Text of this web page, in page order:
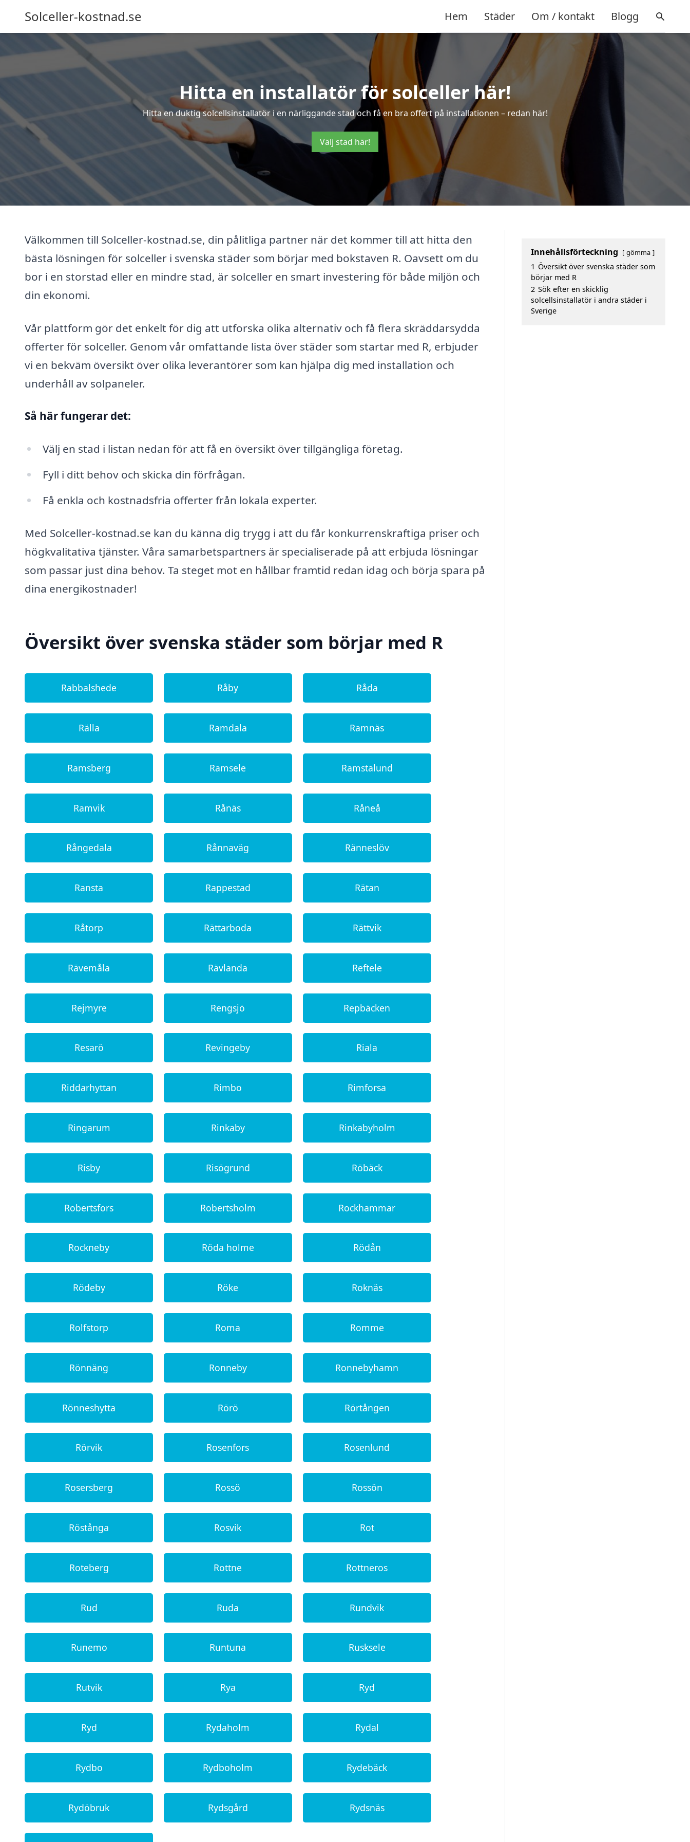
Solceller-kostnad.se Hem Städer Om / kontakt Blogg
Hitta en installatör för solceller här!
Hitta en duktig solcellsinstallatör i en närliggande stad och få en bra offert på installationen – redan här!
Välj stad här!
Välkommen till Solceller-kostnad.se, din pålitliga partner när det kommer till att hitta den
bästa lösningen för solceller i svenska städer som börjar med bokstaven R. Oavsett om du
bor i en storstad eller en mindre stad, är solceller en smart investering för både miljön och
din ekonomi.
Vår plattform gör det enkelt för dig att utforska olika alternativ och få flera skräddarsydda
offerter för solceller. Genom vår omfattande lista över städer som startar med R, erbjuder
vi en bekväm översikt över olika leverantörer som kan hjälpa dig med installation och
underhåll av solpaneler.
Så här fungerar det:
Välj en stad i listan nedan för att få en översikt över tillgängliga företag.
Fyll i ditt behov och skicka din förfrågan.
Få enkla och kostnadsfria offerter från lokala experter.
Med Solceller-kostnad.se kan du känna dig trygg i att du får konkurrenskraftiga priser och
högkvalitativa tjänster. Våra samarbetspartners är specialiserade på att erbjuda lösningar
som passar just dina behov. Ta steget mot en hållbar framtid redan idag och börja spara på
dina energikostnader!
Översikt över svenska städer som börjar med R
Rabbalshede Råby Råda
Rälla Ramdala Ramnäs
Ramsberg Ramsele Ramstalund
Ramvik Rånäs Råneå
Rångedala Rånnaväg Ränneslöv
Ransta Rappestad Rätan
Råtorp Rättarboda Rättvik
Rävemåla Rävlanda Reftele
Rejmyre Rengsjö Repbäcken
Resarö Revingeby Riala
Riddarhyttan Rimbo Rimforsa
Ringarum Rinkaby Rinkabyholm
Risby Risögrund Röbäck
Robertsfors Robertsholm Rockhammar
Rockneby Röda holme Rödån
Rödeby Röke Roknäs
Rolfstorp Roma Romme
Rönnäng Ronneby Ronnebyhamn
Rönneshytta Rörö Rörtången
Rörvik Rosenfors Rosenlund
Rosersberg Rossö Rossön
Röstånga Rosvik Rot
Roteberg Rottne Rottneros
Rud Ruda Rundvik
Runemo Runtuna Rusksele
Rutvik Rya Ryd
Ryd Rydaholm Rydal
Rydbo Rydboholm Rydebäck
Rydöbruk Rydsgård Rydsnäs
Innehållsförteckning gömma
1 Översikt över svenska städer som
börjar med R
2 Sök efter en skicklig
solcellsinstallatör i andra städer i
Sverige